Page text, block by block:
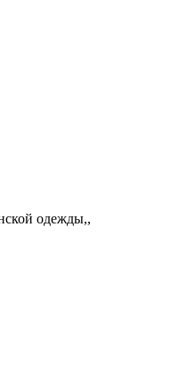
одежды,,